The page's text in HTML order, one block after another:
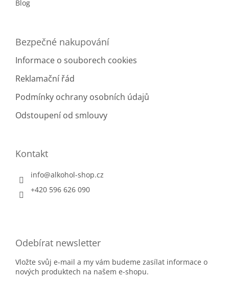
Blog
Bezpečné nakupování
Informace o souborech cookies
Reklamační řád
Podmínky ochrany osobních údajů
Odstoupení od smlouvy
Kontakt
info@alkohol-shop.cz
+420 596 626 090
Odebírat newsletter
Vložte svůj e-mail a my vám budeme zasílat informace o
nových produktech na našem e-shopu.